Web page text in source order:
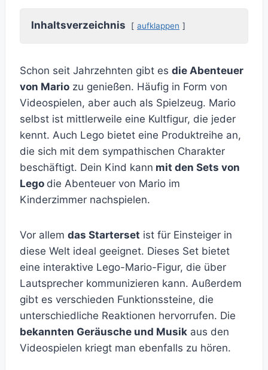
Inhaltsverzeichnis aufklappen
Schon seit Jahrzehnten gibt es die Abenteuer
von Mario zu genießen. Häufig in Form von
Videospielen, aber auch als Spielzeug. Mario
selbst ist mittlerweile eine Kultfigur, die jeder
kennt. Auch Lego bietet eine Produktreihe an,
die sich mit dem sympathischen Charakter
beschäftigt. Dein Kind kann mit den Sets von
Lego die Abenteuer von Mario im
Kinderzimmer nachspielen.
Vor allem das Starterset ist für Einsteiger in
diese Welt ideal geeignet. Dieses Set bietet
eine interaktive Lego-Mario-Figur, die über
Lautsprecher kommunizieren kann. Außerdem
gibt es verschieden Funktionssteine, die
unterschiedliche Reaktionen hervorrufen. Die
bekannten Geräusche und Musik aus den
Videospielen kriegt man ebenfalls zu hören.